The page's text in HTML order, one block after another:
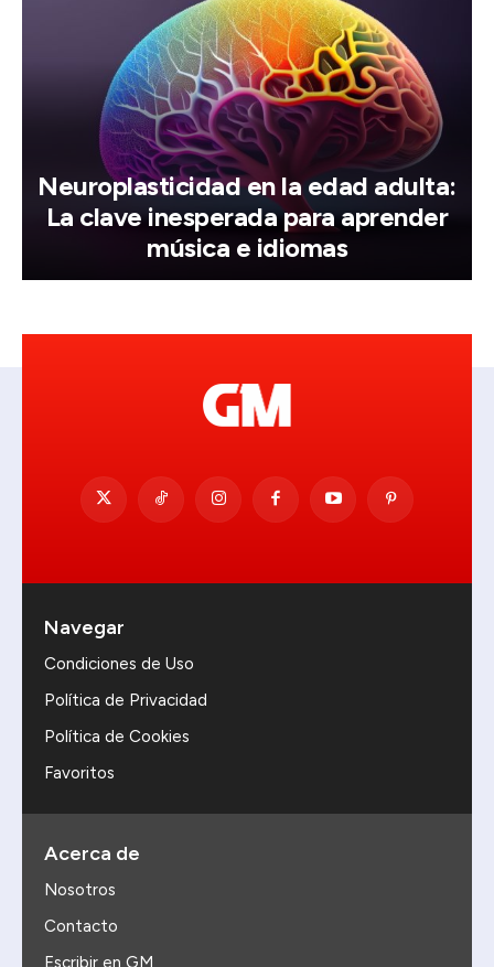
Neuroplasticidad en la edad adulta:
La clave inesperada para aprender
música e idiomas
Navegar
Condiciones de Uso
Política de Privacidad
Política de Cookies
Favoritos
Acerca de
Nosotros
Contacto
Escribir en GM